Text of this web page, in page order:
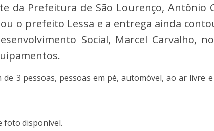
da Prefeitura de São Lourenço, Antônio
o prefeito Lessa e a entrega ainda
Social, Marcel Carvalho,